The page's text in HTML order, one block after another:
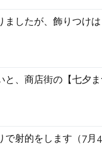
ましたが、飾りつけ
と、商店街の【七夕
射的をします（7月4